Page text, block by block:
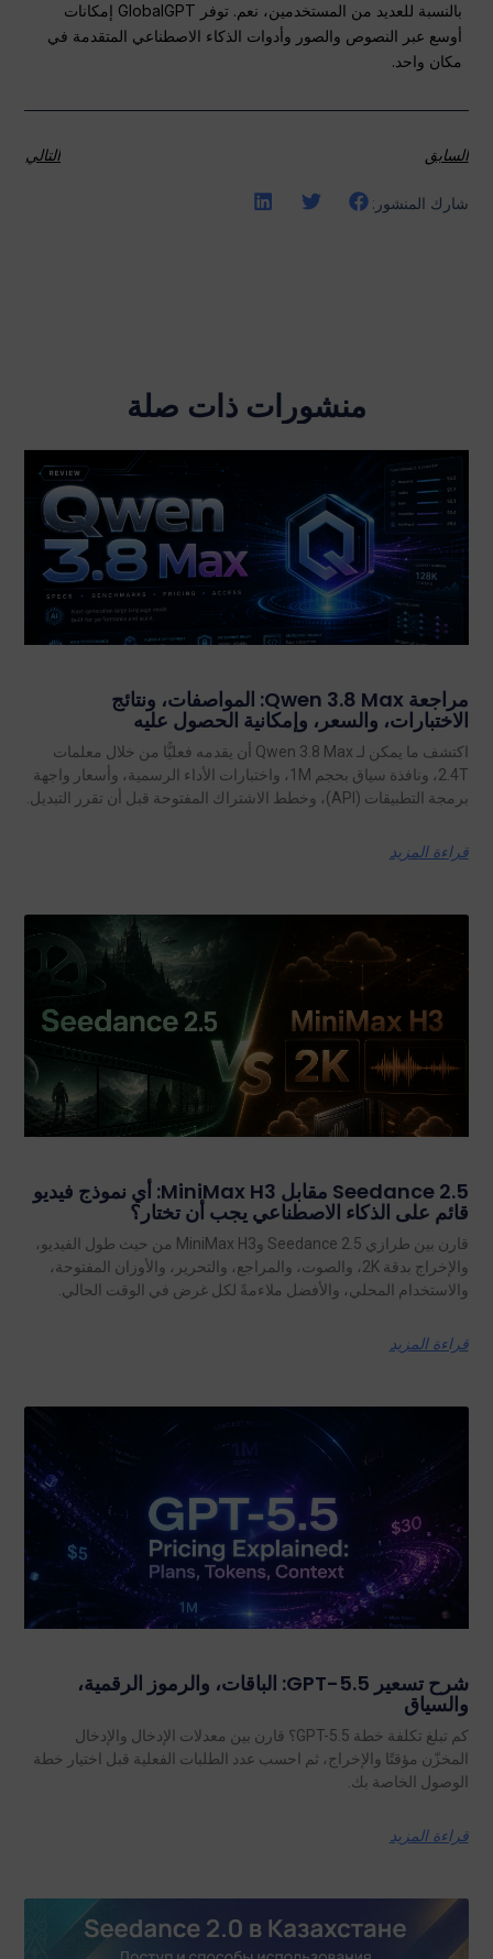
بالنسبة للعديد من المستخدمين، نعم. توفر GlobalGPT إمكانات
أوسع عبر النصوص والصور وأدوات الذكاء الاصطناعي المتقدمة في
مكان واحد.
السابق التالي
شارك المنشور:
منشورات ذات صلة
مراجعة Qwen 3.8 Max: المواصفات، ونتائج
الاختبارات، والسعر، وإمكانية الحصول عليه
اكتشف ما يمكن لـ Qwen 3.8 Max أن يقدمه فعليًّا من خلال معلمات
2.4T، ونافذة سياق بحجم 1M، واختبارات الأداء الرسمية، وأسعار واجهة
برمجة التطبيقات (API)، وخطط الاشتراك المفتوحة قبل أن تقرر التبديل.
قراءة المزيد
Seedance 2.5 مقابل MiniMax H3: أي نموذج فيديو
قائم على الذكاء الاصطناعي يجب أن تختار؟
قارن بين طرازي Seedance 2.5 وMiniMax H3 من حيث طول الفيديو،
والإخراج بدقة 2K، والصوت، والمراجع، والتحرير، والأوزان المفتوحة،
والاستخدام المحلي، والأفضل ملاءمةً لكل غرض في الوقت الحالي.
قراءة المزيد
شرح تسعير GPT-5.5: الباقات، والرموز الرقمية،
والسياق
كم تبلغ تكلفة خطة GPT-5.5؟ قارن بين معدلات الإدخال والإدخال
المخزّن مؤقتًا والإخراج، ثم احسب عدد الطلبات الفعلية قبل اختيار خطة
الوصول الخاصة بك.
قراءة المزيد